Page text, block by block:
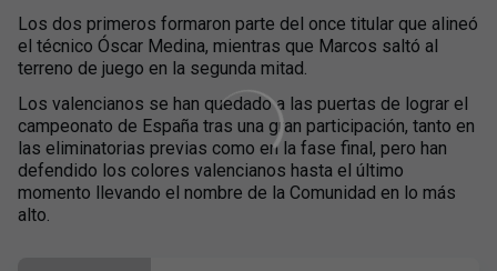
Los dos primeros formaron parte del once titular que alineó
el técnico Óscar Medina, mientras que Marcos saltó al
terreno de juego en la segunda mitad.
Los valencianos se han quedado a las puertas de lograr el
campeonato de España tras una gran participación, tanto en
las eliminatorias previas como en la fase final, pero han
defendido los colores valencianos hasta el último
momento llevando el nombre de la Comunidad en lo más
alto.